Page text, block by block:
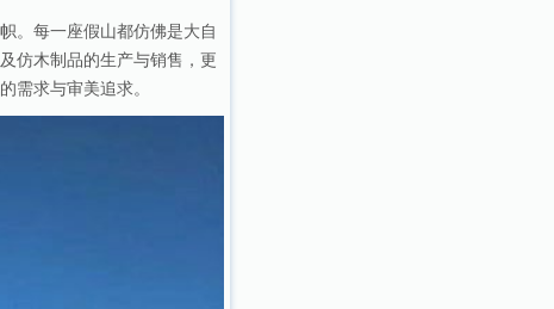
。每一座假山都仿佛是大自
仿木制品的生产与销售，更
需求与审美追求。